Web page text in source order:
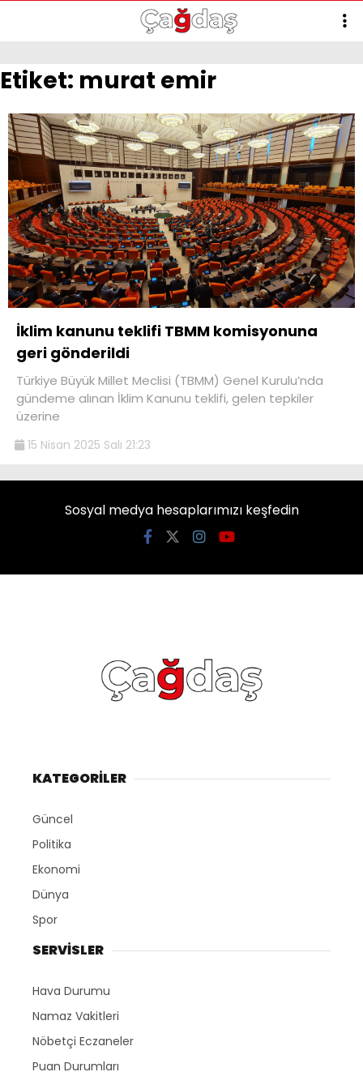
Etiket: murat emir
İklim kanunu teklifi TBMM komisyonuna
geri gönderildi
Türkiye Büyük Millet Meclisi (TBMM) Genel Kurulu’nda
gündeme alınan İklim Kanunu teklifi, gelen tepkiler
üzerine
15 Nisan 2025 Salı 21:23
Sosyal medya hesaplarımızı keşfedin
KATEGORİLER
Güncel
Politika
Ekonomi
Dünya
Spor
SERVİSLER
Hava Durumu
Namaz Vakitleri
Nöbetçi Eczaneler
Puan Durumları